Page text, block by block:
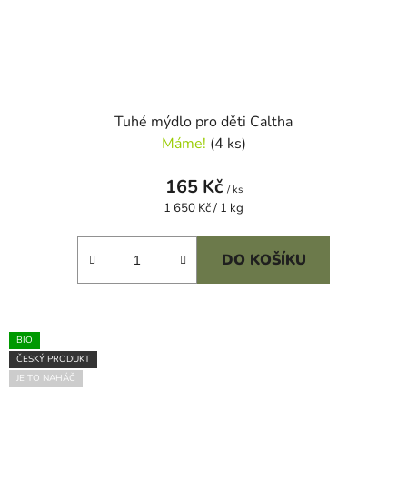
Tuhé mýdlo pro děti Caltha
Máme! (4 ks)
165 Kč / ks
Měrná
1 650 Kč / 1 kg
DO KOŠÍKU
BIO
ČESKÝ PRODUKT
JE TO NAHÁČ